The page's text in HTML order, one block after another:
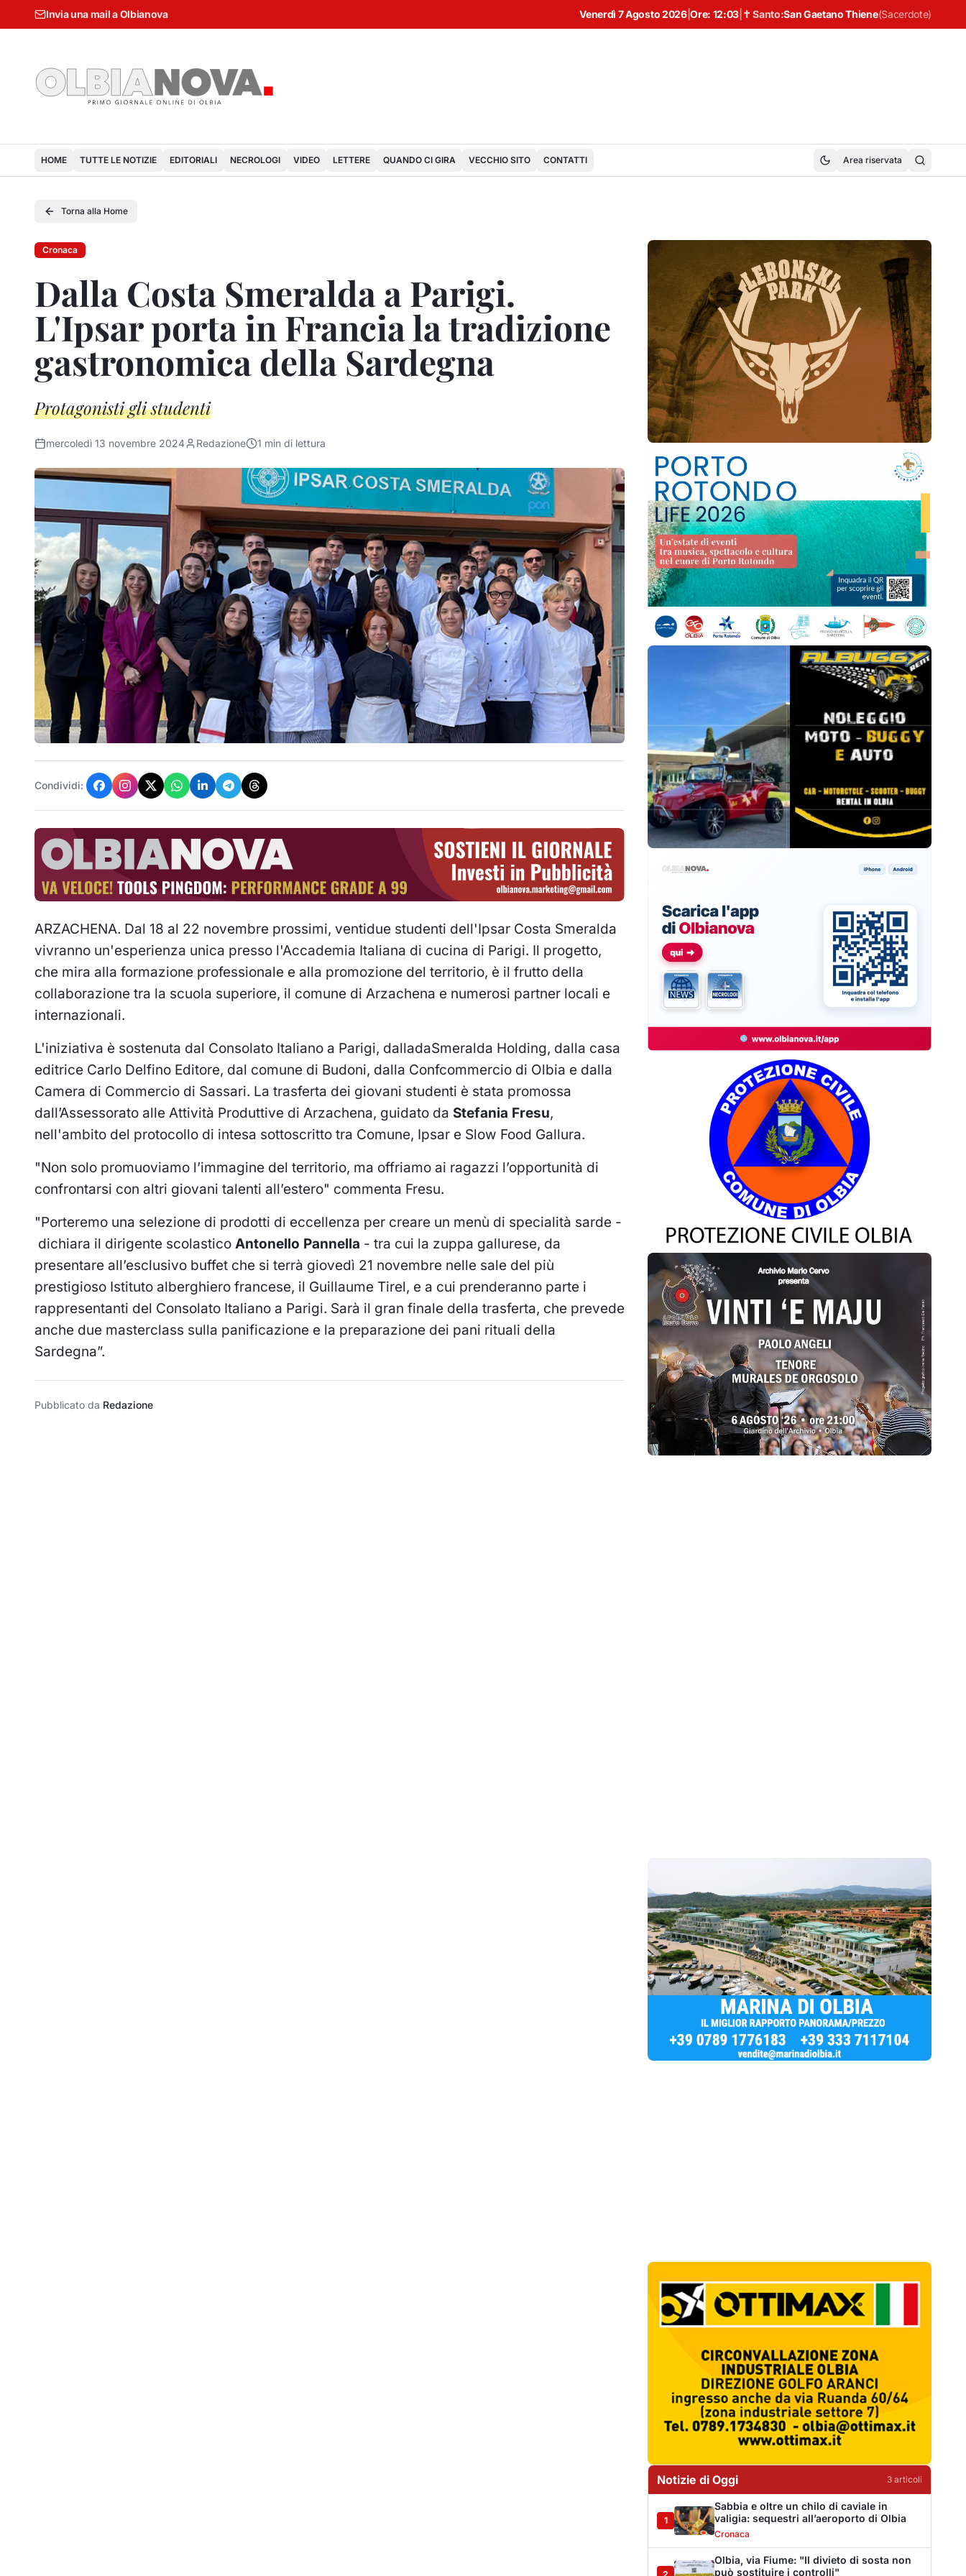
Invia una mail a Olbianova Venerdì 7 Agosto 2026|Ore: 12:03 ✝ Santo:San Gaetano Thiene(Sacerdote)
HOME TUTTE LE NOTIZIE EDITORIALI NECROLOGI VIDEO LETTERE QUANDO CI GIRA VECCHIO SITO CONTATTI Area riservata
Torna alla Home
Cronaca
Dalla Costa Smeralda a Parigi.
L'Ipsar porta in Francia la tradizione
gastronomica della Sardegna
Protagonisti gli studenti
mercoledì 13 novembre 2024 Redazione 1 min di lettura
Condividi:
ARZACHENA. Dal 18 al 22 novembre prossimi, ventidue studenti dell'Ipsar Costa Smeralda
vivranno un'esperienza unica presso l'Accademia Italiana di cucina di Parigi. Il progetto,
che mira alla formazione professionale e alla promozione del territorio, è il frutto della
collaborazione tra la scuola superiore, il comune di Arzachena e numerosi partner locali e
internazionali.
L'iniziativa è sostenuta dal Consolato Italiano a Parigi, dalladaSmeralda Holding, dalla casa
editrice Carlo Delfino Editore, dal comune di Budoni, dalla Confcommercio di Olbia e dalla
Camera di Commercio di Sassari. La trasferta dei giovani studenti è stata promossa
dall’Assessorato alle Attività Produttive di Arzachena, guidato da Stefania Fresu,
nell'ambito del protocollo di intesa sottoscritto tra Comune, Ipsar e Slow Food Gallura.
"Non solo promuoviamo l’immagine del territorio, ma offriamo ai ragazzi l’opportunità di
confrontarsi con altri giovani talenti all’estero" commenta Fresu.
"Porteremo una selezione di prodotti di eccellenza per creare un menù di specialità sarde -
dichiara il dirigente scolastico Antonello Pannella - tra cui la zuppa gallurese, da
presentare all’esclusivo buffet che si terrà giovedì 21 novembre nelle sale del più
prestigioso Istituto alberghiero francese, il Guillaume Tirel, e a cui prenderanno parte i
rappresentanti del Consolato Italiano a Parigi. Sarà il gran finale della trasferta, che prevede
anche due masterclass sulla panificazione e la preparazione dei pani rituali della
Sardegna”.
Pubblicato da Redazione
Notizie di Oggi 3articoli
1
Sabbia e oltre un chilo di caviale in
valigia: sequestri all’aeroporto di Olbia
Cronaca
Olbia, via Fiume: "Il divieto di sosta non
può sostituire i controlli"